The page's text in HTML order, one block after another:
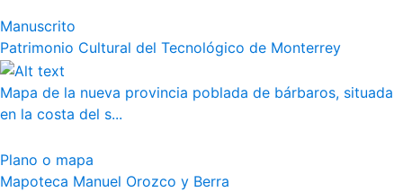
Manuscrito
Patrimonio Cultural del Tecnológico de Monterrey
Mapa de la nueva provincia poblada de bárbaros, situada
en la costa del s...
Plano o mapa
Mapoteca Manuel Orozco y Berra